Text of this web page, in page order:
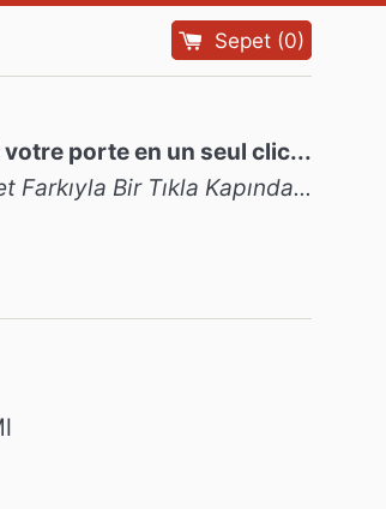
Sepet (0)
porte en un seul clic...
Farkıyla Bir Tıkla Kapında...